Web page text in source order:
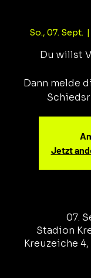
So., 07. Sept.
  |
Du willst
Dann melde
Jetzt
07.
Stadion
Kreuzeiche